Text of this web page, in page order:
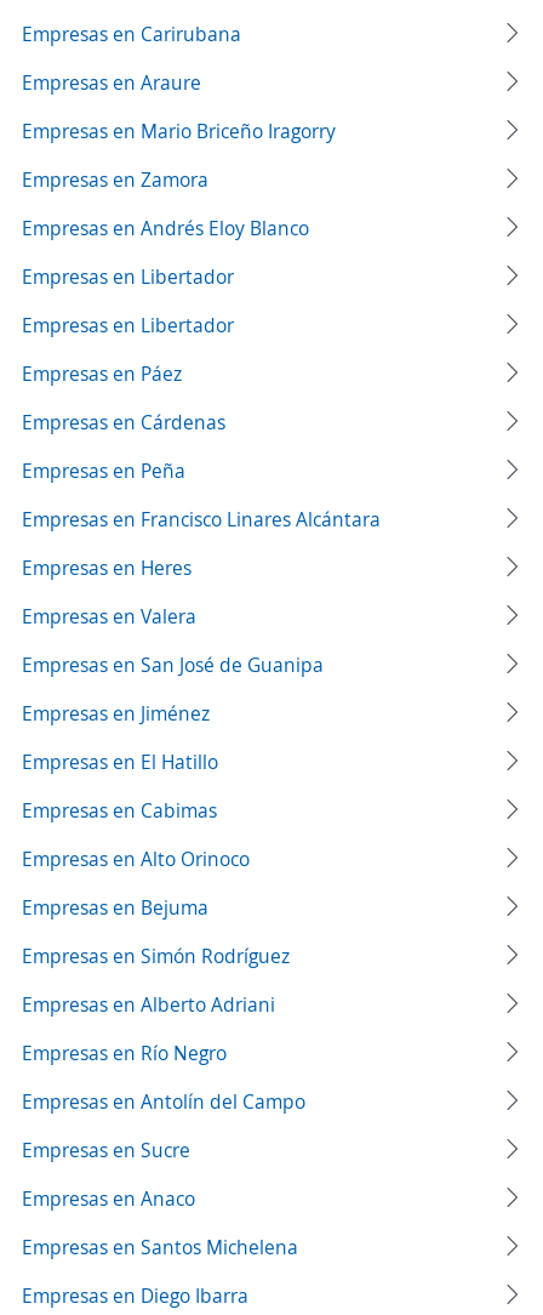
Empresas en Carirubana
Empresas en Araure
Empresas en Mario Briceño Iragorry
Empresas en Zamora
Empresas en Andrés Eloy Blanco
Empresas en Libertador
Empresas en Libertador
Empresas en Páez
Empresas en Cárdenas
Empresas en Peña
Empresas en Francisco Linares Alcántara
Empresas en Heres
Empresas en Valera
Empresas en San José de Guanipa
Empresas en Jiménez
Empresas en El Hatillo
Empresas en Cabimas
Empresas en Alto Orinoco
Empresas en Bejuma
Empresas en Simón Rodríguez
Empresas en Alberto Adriani
Empresas en Río Negro
Empresas en Antolín del Campo
Empresas en Sucre
Empresas en Anaco
Empresas en Santos Michelena
Empresas en Diego Ibarra